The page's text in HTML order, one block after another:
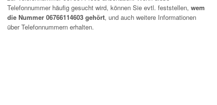
Telefonnummer häufig gesucht wird, können Sie evtl. feststellen, wem
die Nummer 06766114603 gehört, und auch weitere Informationen
über Telefonnummern erhalten.